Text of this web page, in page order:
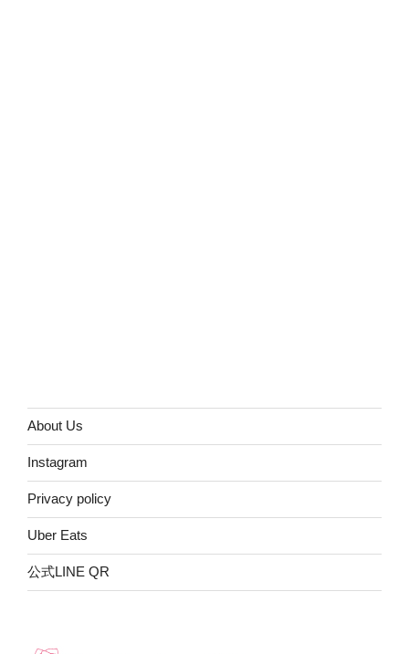
About Us
Instagram
Privacy policy
Uber Eats
公式LINE QR